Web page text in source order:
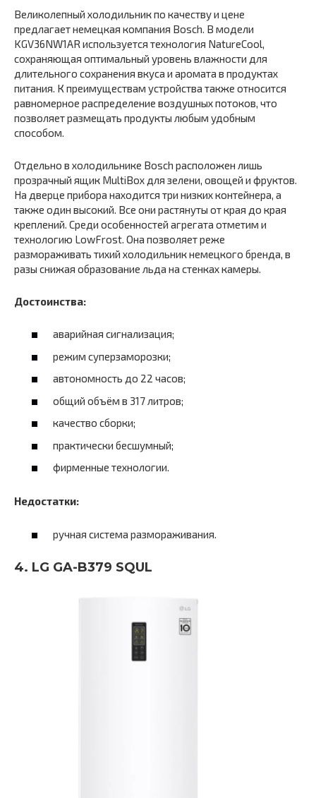
Великолепный холодильник по качеству и цене
предлагает немецкая компания Bosch. В модели
KGV36NW1AR используется технология NatureCool,
сохраняющая оптимальный уровень влажности для
длительного сохранения вкуса и аромата в продуктах
питания. К преимуществам устройства также относится
равномерное распределение воздушных потоков, что
позволяет размещать продукты любым удобным
способом.
Отдельно в холодильнике Bosch расположен лишь
прозрачный ящик MultiBox для зелени, овощей и фруктов.
На дверце прибора находится три низких контейнера, а
также один высокий. Все они растянуты от края до края
креплений. Среди особенностей агрегата отметим и
технологию LowFrost. Она позволяет реже
размораживать тихий холодильник немецкого бренда, в
разы снижая образование льда на стенках камеры.
Достоинства:
аварийная сигнализация;
режим суперзаморозки;
автономность до 22 часов;
общий объём в 317 литров;
качество сборки;
практически бесшумный;
фирменные технологии.
Недостатки:
ручная система размораживания.
4. LG GA-B379 SQUL